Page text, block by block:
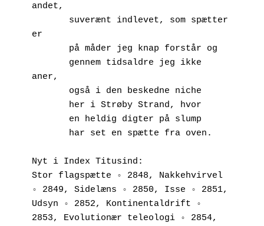
andet,
er
       på måder jeg knap forstår og
aner,
       også i den beskedne niche
       her i Strøby Strand, hvor
       en heldig digter på slump
       har set en spætte fra oven.
Nyt i Index Titusind:
Stor flagspætte ◦ 2848, Nakkehvirvel
◦ 2849, Sidelæns ◦ 2850, Isse ◦ 2851,
Udsyn ◦ 2852, Kontinentaldrift ◦
2853, Evolutionær teleologi ◦ 2854,